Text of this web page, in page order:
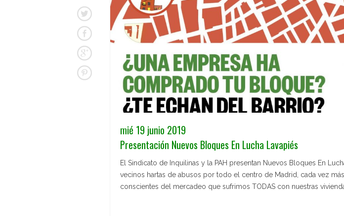
mié 19 junio 2019
Presentación Nuevos Bloques En Lucha Lavapiés
El Sindicato de Inquilinas y la PAH presentan Nuevos Bloques En
vecinos hartas de abusos por todo el centro de Madrid, cada vez
conscientes del mercadeo que sufrimos TODAS con nuestras